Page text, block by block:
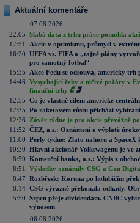
Aktuální komentáře
07.08.2026
22:05 Slabá data z trhu práce pomohla
17:51
Akcie v optimismu, průmysl v
16:20 UEFA vs. FIFA a „tajné plány
pro samotný fotbal“
15:35
Akce Fedu se odsouvá, americký
14:46 Vysychající řeky a ničivé požáry v
finanční trhy
12:55 Co je vlastně cílem americké
12:35 Po raketovém růstu přichází
12:26
Závěr týdne je pro akcie převážně
11:52 ČEZ, a.s.: Oznámení o výplatě
11:00 Perly týdne: Zlato nahoru a SpaceX
10:30 Hlavní akcionář Volkswagenu je ve
8:59 Komerční banka, a.s.: Výpis z
8:51
Výsledky oznámily CSG a Gen
8:47 Rozbřesk: Koruna po holubičím
8:14 CSG výrazně překonala odhady.
5:50 Srpen přeje dividendám. CNBC
výnosem
06.08.2026